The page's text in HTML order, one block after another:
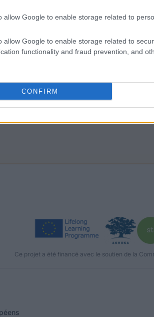
allow Google to enable storage related to
allow Google to enable storage related to
functionality and fraud prevention, and
CONFIRM
comprend une allocation
la musique ou les Arts de la
concept pour un conert.
Ce projet a été financé avec le soutien de la